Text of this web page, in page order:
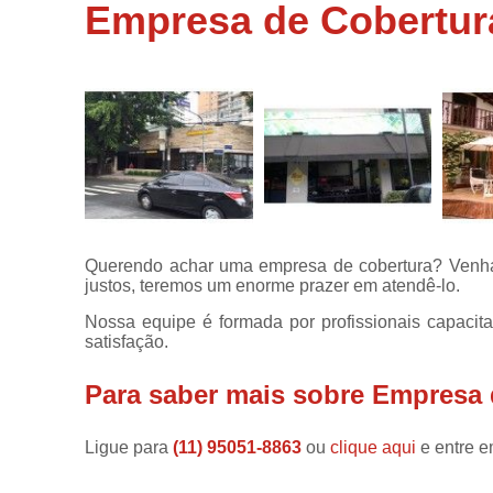
residenciais
Empresa de
Querendo achar uma empresa de cobertura?
justos, teremos um enorme prazer em atendê-lo.
Nossa equipe é formada por profissionais
satisfação.
Para saber mais sobre
Ligue para(11) 95051-8863ouclique aqui e entre